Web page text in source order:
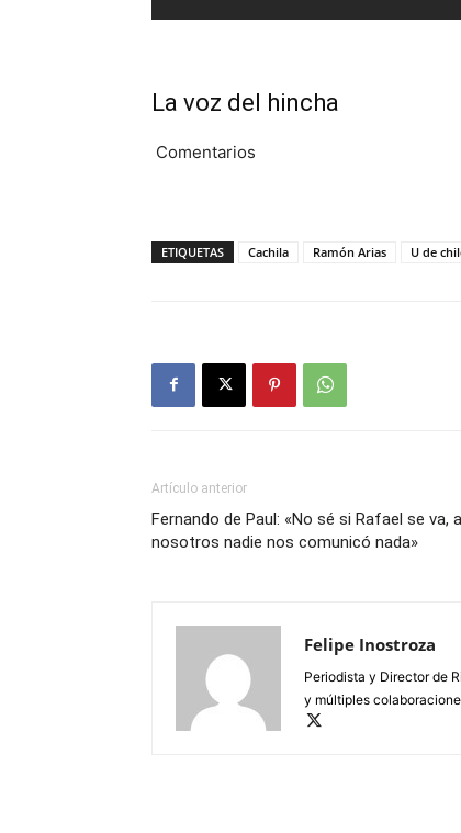
La voz del hincha
Comentarios
ETIQUETAS Cachila Ramón Arias U de
Artículo anterior
Fernando de Paul: «No sé si Rafael se va, a
nosotros nadie nos comunicó nada»
Felipe Inostroza
Periodista y Director de
y múltiples